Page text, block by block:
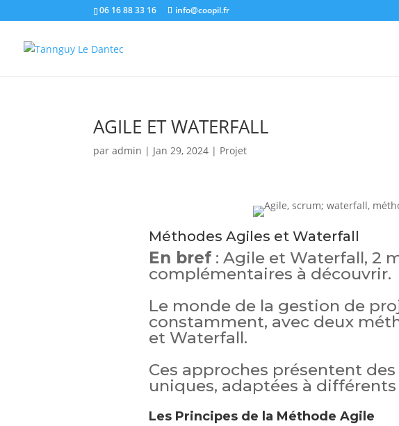
06 16 88 33 16 info@coopil.fr
AGILE ET WATERFALL
paradmin | Jan 29, 2024 | Projet
Méthodes Agiles et Waterfall
En bref: Agile et Waterfall, 2
complémentaires à découvrir.
Le monde de la gestion de
constamment, avec deux
et Waterfall.
Ces approches présentent
uniques, adaptées à
Les Principes de la Méthode Agile